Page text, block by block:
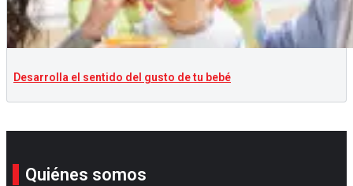
Desarrolla el sentido del gusto de tu bebé
Quiénes somos